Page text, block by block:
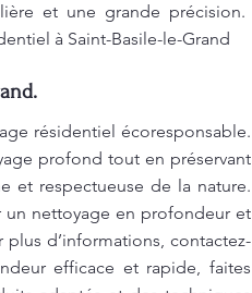
et une grande précision.
à Saint-Basile-le-Grand
résidentiel écoresponsable.
profond tout en préservant
et respectueuse de la nature.
nettoyage en profondeur et
d’informations, contactez-
efficace et rapide, faites